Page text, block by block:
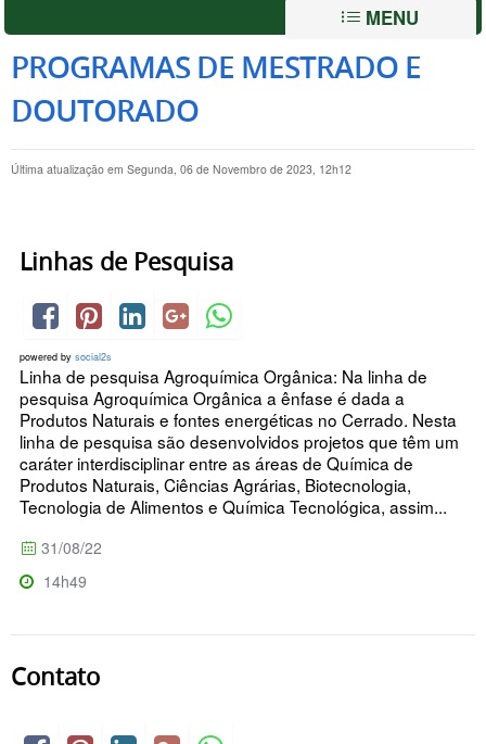
MENU
PROGRAMAS DE MESTRADO E
DOUTORADO
Última atualização em Segunda, 06 de Novembro de 2023, 12h12
Linhas de Pesquisa
powered by social2s
Linha de pesquisa Agroquímica Orgânica: Na linha de
pesquisa Agroquímica Orgânica a ênfase é dada a
Produtos Naturais e fontes energéticas no Cerrado. Nesta
linha de pesquisa são desenvolvidos projetos que têm um
caráter interdisciplinar entre as áreas de Química de
Produtos Naturais, Ciências Agrárias, Biotecnologia,
Tecnologia de Alimentos e Química Tecnológica, assim...
31/08/22
14h49
Contato